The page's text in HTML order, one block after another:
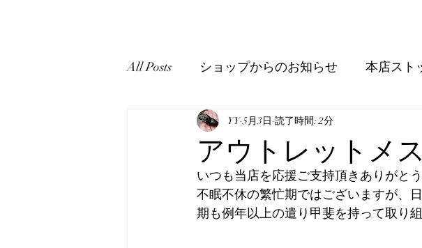
All Posts ショップからのお知らせ 本店スト
表記について マニュアル・飼育方法
真・みんなのホペイ みんなの自己満足写真
アウトレットメ
YY 5月3日 読了時間: 2分
いつも当店を応援ご支持頂きありがとう
不眠不休の繁忙期ではございますが、
期も例年以上の遣り甲斐を持って取り